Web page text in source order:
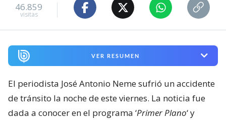
46.859
visitas
VER RESUMEN
El periodista José Antonio Neme sufrió un accidente
de tránsito la noche de este viernes. La noticia fue
dada a conocer en el programa ‘Primer Plano‘ y